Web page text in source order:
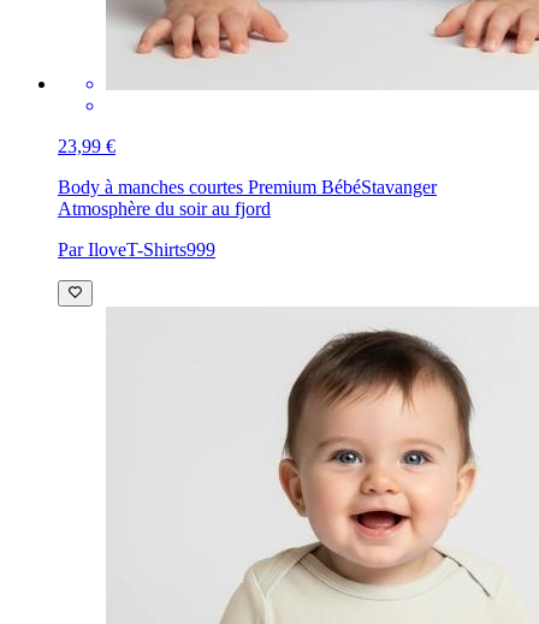
23,99 €
Body à manches courtes Premium BébéStavanger
Atmosphère du soir au fjord
Par IloveT-Shirts999